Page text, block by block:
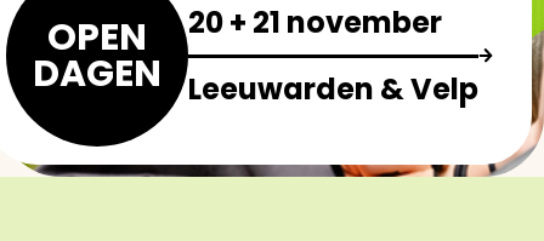
OPEN
DAGEN
20 + 21 november
Leeuwarden & Velp